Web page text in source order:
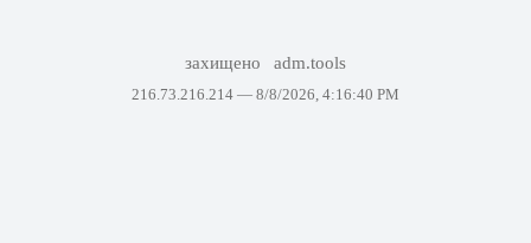
захищено adm.tools
216.73.216.214 — 8/8/2026, 4:16:40 PM